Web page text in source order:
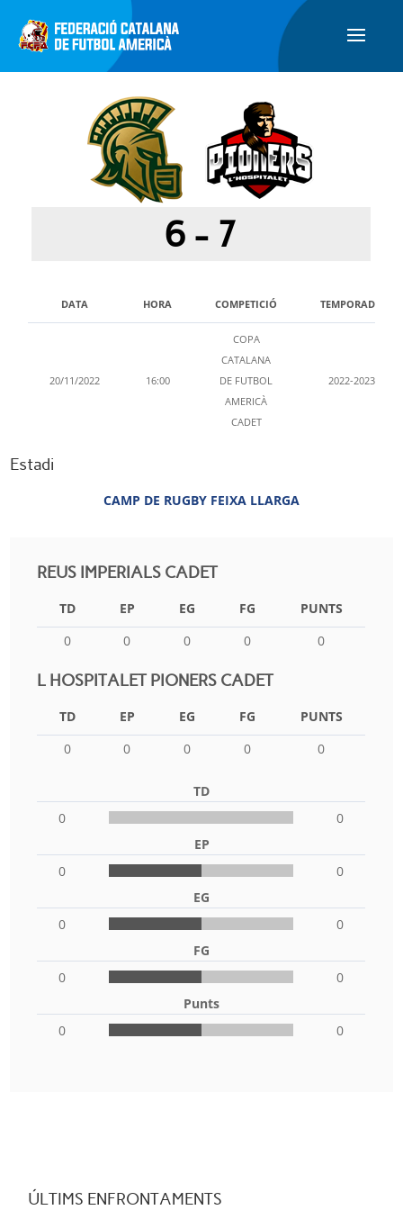
6 - 7
DATA HORA COMPETICIÓ TEMPORADA
20/11/2022 16:00
COPA
CATALANA
DE FUTBOL
AMERICÀ
CADET
2022-2023
Estadi
CAMP DE RUGBY FEIXA LLARGA
REUS IMPERIALS CADET
TD EP EG FG
PUNTS
0
0 0 0 0
L HOSPITALET PIONERS CADET
TD EP EG FG
PUNTS
0
0 0 0 0
TD
0
0
EP
0
0
EG
0
0
FG
0
0
Punts
0
0
ÚLTIMS ENFRONTAMENTS